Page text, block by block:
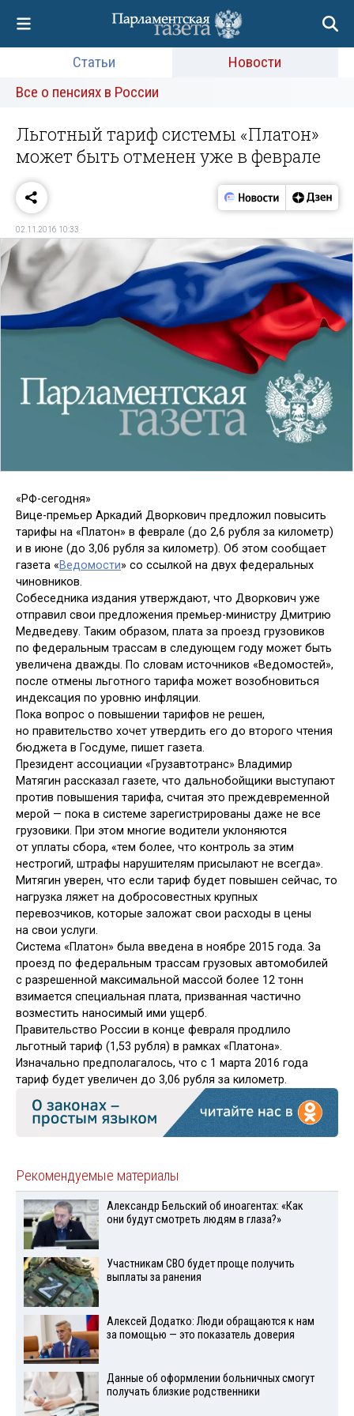
Статьи
Новости
Все о пенсиях в России
Льготный тариф системы «Платон»
может быть отменен уже в феврале
02.11.2016 10:33
«РФ-сегодня»
Вице-премьер Аркадий Дворкович предложил повысить
тарифы на «Платон» в феврале (до 2,6 рубля за километр)
и в июне (до 3,06 рубля за километр). Об этом сообщает
газета «Ведомости» со ссылкой на двух федеральных
чиновников.
Собеседника издания утверждают, что Дворкович уже
отправил свои предложения премьер-министру Дмитрию
Медведеву. Таким образом, плата за проезд грузовиков
по федеральным трассам в следующем году может быть
увеличена дважды. По словам источников «Ведомостей»,
после отмены льготного тарифа может возобновиться
индексация по уровню инфляции.
Пока вопрос о повышении тарифов не решен,
но правительство хочет утвердить его до второго чтения
бюджета в Госдуме, пишет газета.
Президент ассоциации «Грузавтотранс» Владимир
Матягин рассказал газете, что дальнобойщики выступают
против повышения тарифа, считая это преждевременной
мерой — пока в системе зарегистрированы даже не все
грузовики. При этом многие водители уклоняются
от уплаты сбора, «тем более, что контроль за этим
нестрогий, штрафы нарушителям присылают не всегда».
Митягин уверен, что если тариф будет повышен сейчас, то
нагрузка ляжет на добросовестных крупных
перевозчиков, которые заложат свои расходы в цены
на свои услуги.
Система «Платон» была введена в ноябре 2015 года. За
проезд по федеральным трассам грузовых автомобилей
с разрешенной максимальной массой более 12 тонн
взимается специальная плата, призванная частично
возместить наносимый ими ущерб.
Правительство России в конце февраля продлило
льготный тариф (1,53 рубля) в рамках «Платона».
Изначально предполагалось, что с 1 марта 2016 года
тариф будет увеличен до 3,06 рубля за километр.
Рекомендуемые материалы
Александр Бельский об иноагентах: «Как
они будут смотреть людям в глаза?»
Участникам СВО будет проще получить
выплаты за ранения
Алексей Додатко: Люди обращаются к нам
за помощью — это показатель доверия
Данные об оформлении больничных смогут
получать близкие родственники